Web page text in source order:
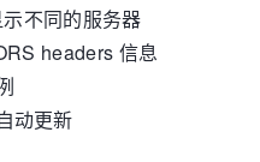
不同的服务器
headers 信息
动更新